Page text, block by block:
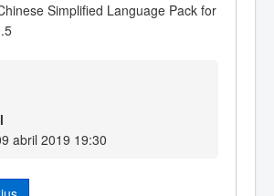
Simplified Language Pack for
abril 2019 19:30